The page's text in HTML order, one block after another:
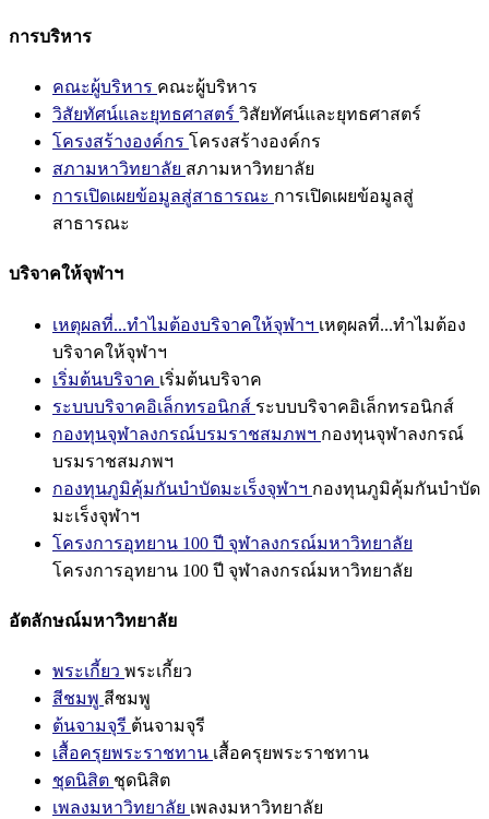
การบริหาร
คณะผู้บริหาร คณะผู้บริหาร
วิสัยทัศน์และยุทธศาสตร์ วิสัยทัศน์และยุทธศาสตร์
โครงสร้างองค์กร โครงสร้างองค์กร
สภามหาวิทยาลัย สภามหาวิทยาลัย
การเปิดเผยข้อมูลสู่สาธารณะ การเปิดเผยข้อมูลสู่
สาธารณะ
บริจาคให้จุฬาฯ
เหตุผลที่...ทำไมต้องบริจาคให้จุฬาฯ เหตุผลที่...ทำไมต้อง
บริจาคให้จุฬาฯ
เริ่มต้นบริจาค เริ่มต้นบริจาค
ระบบบริจาคอิเล็กทรอนิกส์ ระบบบริจาคอิเล็กทรอนิกส์
กองทุนจุฬาลงกรณ์บรมราชสมภพฯ กองทุนจุฬาลงกรณ์
บรมราชสมภพฯ
กองทุนภูมิคุ้มกันบำบัดมะเร็งจุฬาฯ กองทุนภูมิคุ้มกันบำบัด
มะเร็งจุฬาฯ
โครงการอุทยาน 100 ปี จุฬาลงกรณ์มหาวิทยาลัย
โครงการอุทยาน 100 ปี จุฬาลงกรณ์มหาวิทยาลัย
อัตลักษณ์มหาวิทยาลัย
พระเกี้ยว พระเกี้ยว
สีชมพู สีชมพู
ต้นจามจุรี ต้นจามจุรี
เสื้อครุยพระราชทาน เสื้อครุยพระราชทาน
ชุดนิสิต ชุดนิสิต
เพลงมหาวิทยาลัย เพลงมหาวิทยาลัย